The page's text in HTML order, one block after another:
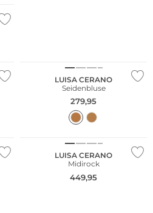
LUISA CERANO
Seidenbluse
279,95
LUISA CERANO
Midirock
449,95